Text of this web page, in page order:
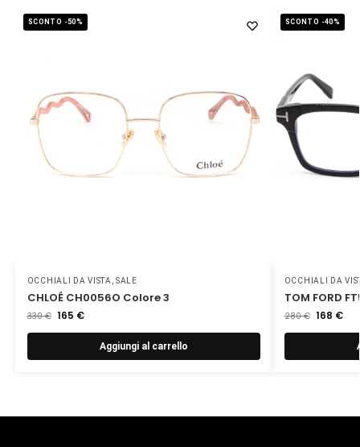
SCONTO -50%
OCCHIALI DA VISTA ,SALE
CHLOÉ CH0056O Colore 3
330€ 165 €
Aggiungi al carrello
SCONTO -40%
OCCHIALI DA
TOM FORD
280€ 168 €